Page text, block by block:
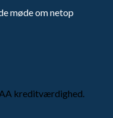
møde om netop